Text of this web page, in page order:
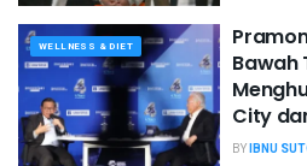
WELLNESS & DIET
Bawah
City
BYIBNU